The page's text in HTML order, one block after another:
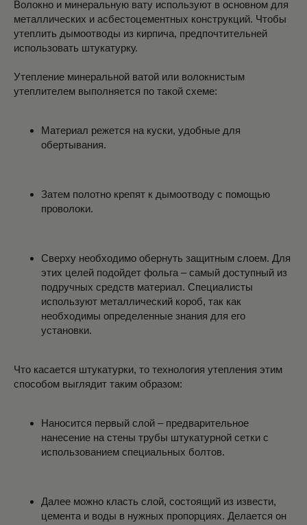
Волокно и минеральную вату используют в основном для
металлических и асбестоцементных конструкций. Чтобы
утеплить дымоотводы из кирпича, предпочтительней
использовать штукатурку.
Утепление минеральной ватой или волокнистым
утеплителем выполняется по такой схеме:
Материал режется на куски, удобные для
обертывания.
Затем полотно крепят к дымоотводу с помощью
проволоки.
Сверху необходимо обернуть защитным слоем. Для
этих целей подойдет фольга – самый доступный из
подручных средств материал. Специалисты
используют металлический короб, так как
необходимы определенные знания для его
установки.
Что касается штукатурки, то технология утепления этим
способом выглядит таким образом:
Наносится первый слой – предварительное
нанесение на стены трубы штукатурной сетки с
использованием специальных болтов.
Далее можно класть слой, состоящий из извести,
цемента и воды в нужных пропорциях. Делается он